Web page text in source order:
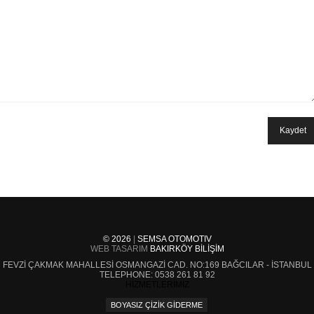
© 2026
SEMSA OTOMOTIV
WEB TASARIM BAKIRKÖY BILIŞIM
FEVZI ÇAKMAK MAHALLESI OSMANGAZI CAD. NO:169 BAĞCILAR - İSTANBUL
TELEPHONE: 0538 261 81 92
BOYASIZ ÇIZIK GIDERME